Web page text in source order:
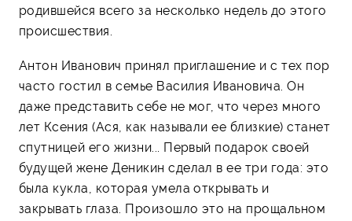
родившейся всего за несколько недель до этого
происшествия.
Антон Иванович принял приглашение и с тех пор
часто гостил в семье Василия Ивановича. Он
даже представить себе не мог, что через много
лет Ксения (Ася, как называли ее близкие) станет
спутницей его жизни... Первый подарок своей
будущей жене Деникин сделал в ее три года: это
была кукла, которая умела открывать и
закрывать глаза. Произошло это на прощальном